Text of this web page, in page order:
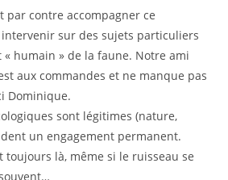
par contre accompagner ce
sur des sujets particuliers
humain » de la faune. Notre ami
aux commandes et ne manque pas
Dominique.
sont légitimes (nature,
un engagement permanent.
toujours là, même si le ruisseau se